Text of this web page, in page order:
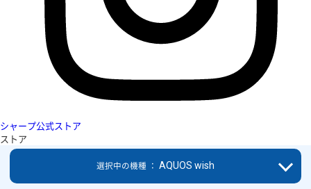
シャープ公式ストア
ストア
選択中の機種 ： AQUOS wish